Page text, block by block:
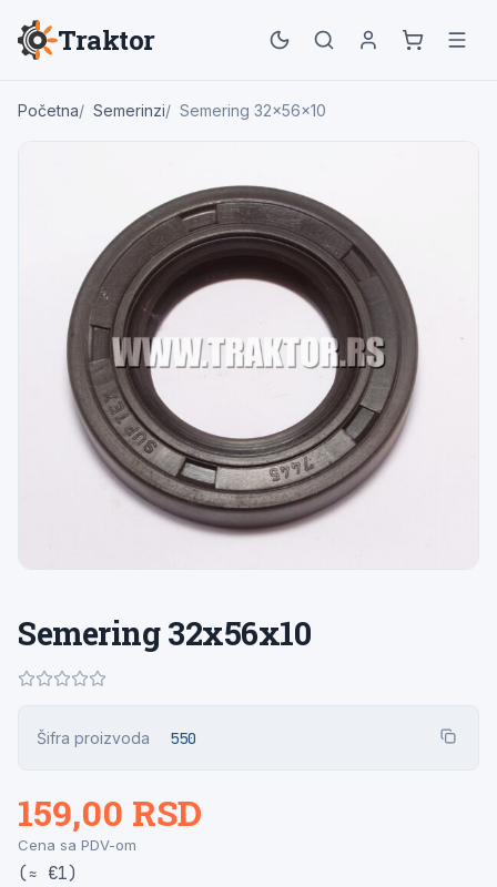
Traktor
Početna Semerinzi Semering 32x56x10
Semering 32x56x10
Šifra proizvoda 550
159,00 RSD
Cena sa PDV-om
(≈ €1)